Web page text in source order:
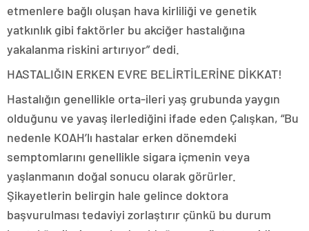
etmenlere bağlı oluşan hava kirliliği ve genetik
yatkınlık gibi faktörler bu akciğer hastalığına
yakalanma riskini artırıyor” dedi.
HASTALIĞIN ERKEN EVRE BELİRTİLERİNE DİKKAT!
Hastalığın genellikle orta-ileri yaş grubunda yaygın
olduğunu ve yavaş ilerlediğini ifade eden Çalışkan, “Bu
nedenle KOAH’lı hastalar erken dönemdeki
semptomlarını genellikle sigara içmenin veya
yaşlanmanın doğal sonucu olarak görürler.
Şikayetlerin belirgin hale gelince doktora
başvurulması tedaviyi zorlaştırır çünkü bu durum